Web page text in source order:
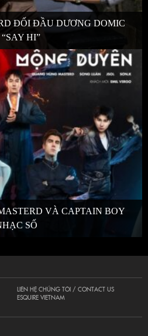
ĐỐI ĐẦU DƯƠNG DOMIC
HI”
VÀ CAPTAIN BOY
SỐ
LIÊN HỆ CHÚNG TÔI / CONTACT US
ESQUIRE VIETNAM